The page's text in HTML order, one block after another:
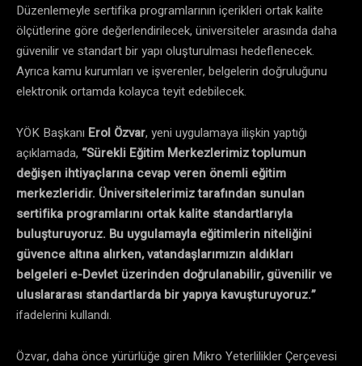
Düzenlemeyle sertifika programlarının içerikleri ortak kalite
ölçütlerine göre değerlendirilecek, üniversiteler arasında daha
güvenilir ve standart bir yapı oluşturulması hedeflenecek.
Ayrıca kamu kurumları ve işverenler, belgelerin doğruluğunu
elektronik ortamda kolayca teyit edebilecek.
YÖK Başkanı Erol Özvar, yeni uygulamaya ilişkin yaptığı
açıklamada, “Sürekli Eğitim Merkezlerimiz toplumun
değişen ihtiyaçlarına cevap veren önemli eğitim
merkezleridir. Üniversitelerimiz tarafından sunulan
sertifika programlarını ortak kalite standartlarıyla
buluşturuyoruz. Bu uygulamayla eğitimlerin niteliğini
güvence altına alırken, vatandaşlarımızın aldıkları
belgeleri e-Devlet üzerinden doğrulanabilir, güvenilir ve
uluslararası standartlarda bir yapıya kavuşturuyoruz.”
ifadelerini kullandı.
Özvar, daha önce yürürlüğe giren Mikro Yeterlilikler Çerçevesi